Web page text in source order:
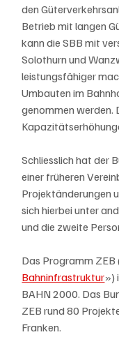
den
Betrieb mit langen
kann die SBB mit
Solothurn und
leistungsfähiger
Umbauten im
genommen werden.
Schliesslich hat der
einer früheren
Projektänderungen
sich hierbei unter
und die zweite
Das Programm ZEB
Bahninfrastruktur»)
BAHN 2000. Das
ZEB rund 80
Franken.